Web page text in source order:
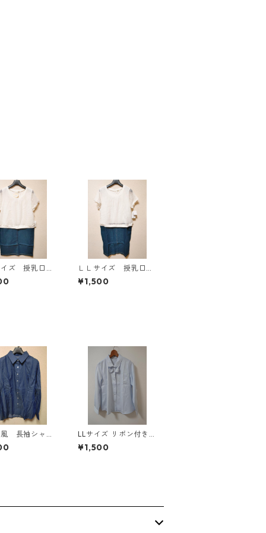
イズ 授乳口付
ニティ ドッ
ンピース ホ
ＬＬサイズ 授乳口付
き マタニティ ドッ
キングワンピース ホ
¥1,500
風 長袖シャ
ブルー K
LLサイズ リボン付き
サテン調 シャツブラウ
ス サックス ◆KIY-13
¥1,500